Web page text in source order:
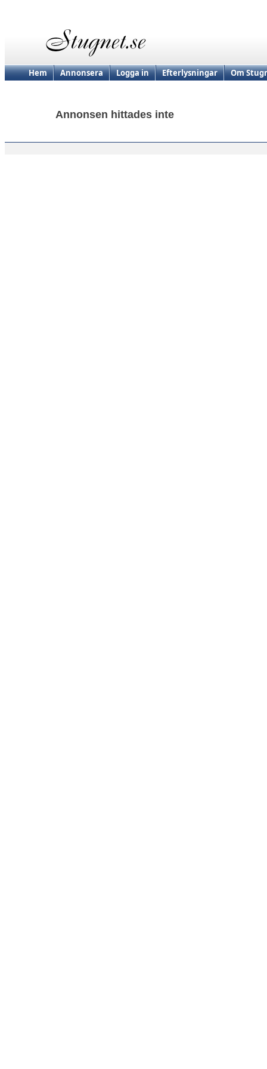
Hem Annonsera Logga in Efterlysningar Om
Annonsen hittades inte